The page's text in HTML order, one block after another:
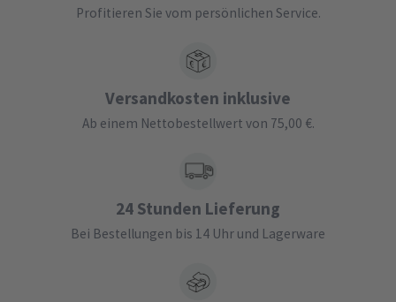
Profitieren Sie vom persönlichen Service.
Versandkosten inklusive
Ab einem Nettobestellwert von 75,00 €.
24 Stunden Lieferung
Bei Bestellungen bis 14 Uhr und Lagerware